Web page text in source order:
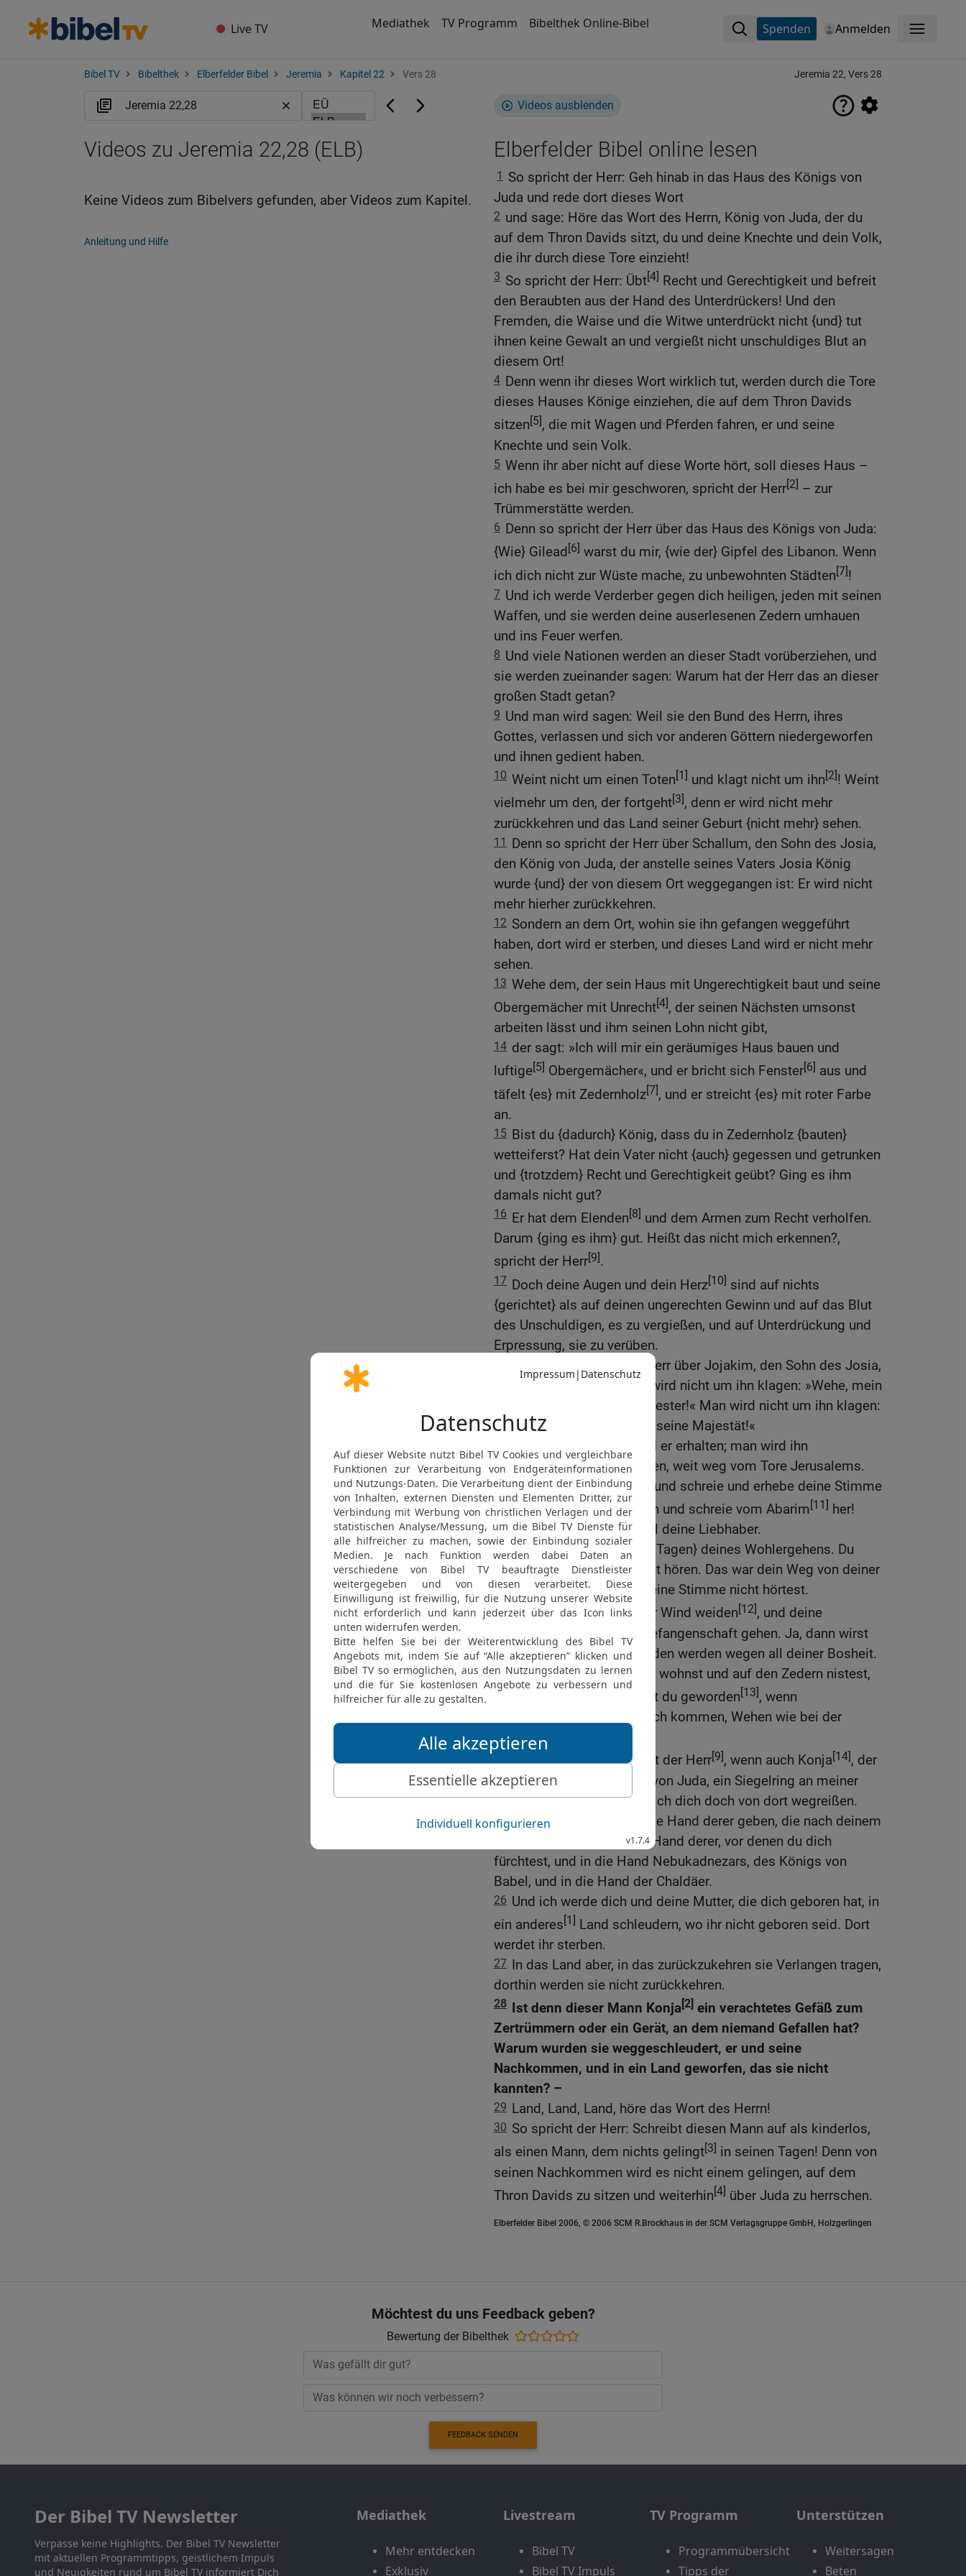
Live TV Mediathek TV Programm Bibelthek Online-Bibel Spenden Anmelden Menü
Bibel TV Bibelthek Elberfelder Bibel Jeremia Kapitel 22 Vers 28 Jeremia 22, Vers 28
Videos ausblenden
Elberfelder Bibel online lesen
1 So spricht der Herr: Geh hinab in das Haus des Königs von
Juda und rede dort dieses Wort
2 und sage: Höre das Wort des Herrn, König von Juda, der du
auf dem Thron Davids sitzt, du und deine Knechte und dein Volk,
die ihr durch diese Tore einzieht!
3 So spricht der Herr: Übt[4] Recht und Gerechtigkeit und befreit
den Beraubten aus der Hand des Unterdrückers! Und den
Fremden, die Waise und die Witwe unterdrückt nicht {und} tut
ihnen keine Gewalt an und vergießt nicht unschuldiges Blut an
diesem Ort!
4 Denn wenn ihr dieses Wort wirklich tut, werden durch die Tore
dieses Hauses Könige einziehen, die auf dem Thron Davids
sitzen[5], die mit Wagen und Pferden fahren, er und seine
Knechte und sein Volk.
5 Wenn ihr aber nicht auf diese Worte hört, soll dieses Haus –
ich habe es bei mir geschworen, spricht der Herr[2] – zur
Trümmerstätte werden.
6 Denn so spricht der Herr über das Haus des Königs von Juda:
{Wie} Gilead [6] warst du mir, {wie der} Gipfel des Libanon. Wenn
ich dich nicht zur Wüste mache, zu unbewohnten Städten[7]!
7 Und ich werde Verderber gegen dich heiligen, jeden mit seinen
Waffen, und sie werden deine auserlesenen Zedern umhauen
und ins Feuer werfen.
8 Und viele Nationen werden an dieser Stadt vorüberziehen, und
sie werden zueinander sagen: Warum hat der Herr das an dieser
großen Stadt getan?
9 Und man wird sagen: Weil sie den Bund des Herrn, ihres
Gottes, verlassen und sich vor anderen Göttern niedergeworfen
und ihnen gedient haben.
10 Weint nicht um einen Toten[1] und klagt nicht um ihn[2]! Weint
vielmehr um den, der fortgeht[3], denn er wird nicht mehr
zurückkehren und das Land seiner Geburt {nicht mehr} sehen.
11 Denn so spricht der Herr über Schallum, den Sohn des Josia,
den König von Juda, der anstelle seines Vaters Josia König
wurde {und} der von diesem Ort weggegangen ist: Er wird nicht
mehr hierher zurückkehren.
12 Sondern an dem Ort, wohin sie ihn gefangen weggeführt
haben, dort wird er sterben, und dieses Land wird er nicht mehr
sehen.
13 Wehe dem, der sein Haus mit Ungerechtigkeit baut und seine
Obergemächer mit Unrecht[4], der seinen Nächsten umsonst
arbeiten lässt und ihm seinen Lohn nicht gibt,
14 der sagt: »Ich will mir ein geräumiges Haus bauen und
luftige[5] Obergemächer«, und er bricht sich Fenster[6] aus und
täfelt {es} mit Zedernholz[7], und er streicht {es} mit roter Farbe
an.
15 Bist du {dadurch} König, dass du in Zedernholz {bauten}
wetteiferst? Hat dein Vater nicht {auch} gegessen und getrunken
und {trotzdem} Recht und Gerechtigkeit geübt? Ging es ihm
damals nicht gut?
16 Er hat dem Elenden[8] und dem Armen zum Recht verholfen.
Darum {ging es ihm} gut. Heißt das nicht mich erkennen?,
spricht der Herr[9].
17 Doch deine Augen und dein Herz[10] sind auf nichts
{gerichtet} als auf deinen ungerechten Gewinn und auf das Blut
des Unschuldigen, es zu vergießen, und auf Unterdrückung und
Erpressung, sie zu verüben.
Darum, so spricht der Herr über Jojakim, den Sohn des Josia,
den König von Juda: Man wird nicht um ihn klagen: »Wehe, mein
Bruder!« und: »Wehe, Schwester!« Man wird nicht um ihn klagen:
»Wehe, Herr!« und: »Wehe, seine Majestät!«
Ein Eselsbegräbnis wird er erhalten; man wird ihn
fortschleifen und wegwerfen, weit weg vom Tore Jerusalems.
20 Steige auf den Libanon und schreie und erhebe deine Stimme
auf dem {Gebirge} Baschan und schreie vom Abarim[11] her!
Denn zerschmettert sind all deine Liebhaber.
21 Ich redete zu dir {in den Tagen} deines Wohlergehens. Du
{aber} sagtest: Ich will nicht hören. Das war dein Weg von deiner
Jugend an, dass du auf meine Stimme nicht hörtest.
22 All deine Hirten wird der Wind weiden[12], und deine
Liebhaber werden in die Gefangenschaft gehen. Ja, dann wirst
du beschämt und zuschanden werden wegen all deiner Bosheit.
23 Die du auf dem Libanon wohnst und auf den Zedern nistest,
wie erbarmungswürdig bist du geworden[13], wenn
Geburtsschmerzen über dich kommen, Wehen wie bei der
Gebärenden!
So wahr ich lebe, spricht der Herr[9], wenn auch Konja[14], der
Sohn Jojakims, der König von Juda, ein Siegelring an meiner
rechten Hand wäre, würde ich dich doch von dort wegreißen.
25 Und ich werde dich in die Hand derer geben, die nach deinem
Leben trachten, und in die Hand derer, vor denen du dich
fürchtest, und in die Hand Nebukadnezars, des Königs von
Babel, und in die Hand der Chaldäer.
26 Und ich werde dich und deine Mutter, die dich geboren hat, in
ein anderes[1] Land schleudern, wo ihr nicht geboren seid. Dort
werdet ihr sterben.
27 In das Land aber, in das zurückzukehren sie Verlangen tragen,
dorthin werden sie nicht zurückkehren.
28 Ist denn dieser Mann Konja[2] ein verachtetes Gefäß zum
Zertrümmern oder ein Gerät, an dem niemand Gefallen hat?
Warum wurden sie weggeschleudert, er und seine
Nachkommen, und in ein Land geworfen, das sie nicht
kannten? –
29 Land, Land, Land, höre das Wort des Herrn!
30 So spricht der Herr: Schreibt diesen Mann auf als kinderlos,
als einen Mann, dem nichts gelingt[3] in seinen Tagen! Denn von
seinen Nachkommen wird es nicht einem gelingen, auf dem
Thron Davids zu sitzen und weiterhin[4] über Juda zu herrschen.
Elberfelder Bibel 2006, © 2006 SCM R.Brockhaus in der SCM Verlagsgruppe GmbH, Holzgerlingen
Videos zu Jeremia 22,28 (ELB)
Keine Videos zum Bibelvers gefunden, aber Videos zum Kapitel.
Anleitung und Hilfe
Möchtest du uns Feedback geben?
Bewertung der Bibelthek
FEEDBACK SENDEN
Der Bibel TV Newsletter
Verpasse keine Highlights. Der Bibel TV Newsletter
mit aktuellen Programmtipps, geistlichem Impuls
und Neuigkeiten rund um Bibel TV informiert Dich
Mediathek
Mehr entdecken
Exklusiv
Livestream
Bibel TV
Bibel TV Impuls
TV Programm
Programmübersicht
Tipps der
Unterstützen
Weitersagen
Beten